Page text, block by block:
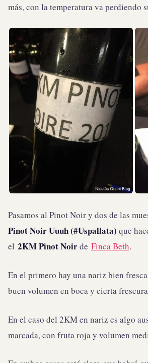
más, con la temperatura va perdiendo
Pasamos al Pinot Noir y dos de las
Pinot Noir Uuuh (#Uspallata) que
el 2KM Pinot Noirde Finca Beth.
En el primero hay una nariz bien
buen volumen en boca y cierta
En el caso del 2KM en nariz es algo
marcada, con fruta roja y volumen